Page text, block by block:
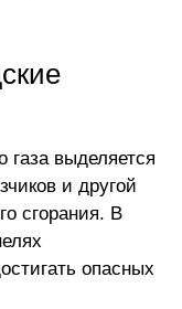
газа выделяется
и другой
сгорания. В
опасных